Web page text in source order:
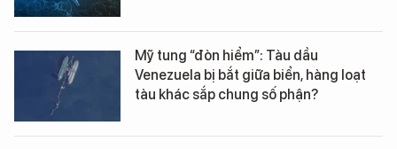
Mỹ tung “đòn hiểm”: Tàu dầu
Venezuela bị bắt giữa biển, hàng loạt
tàu khác sắp chung số phận?